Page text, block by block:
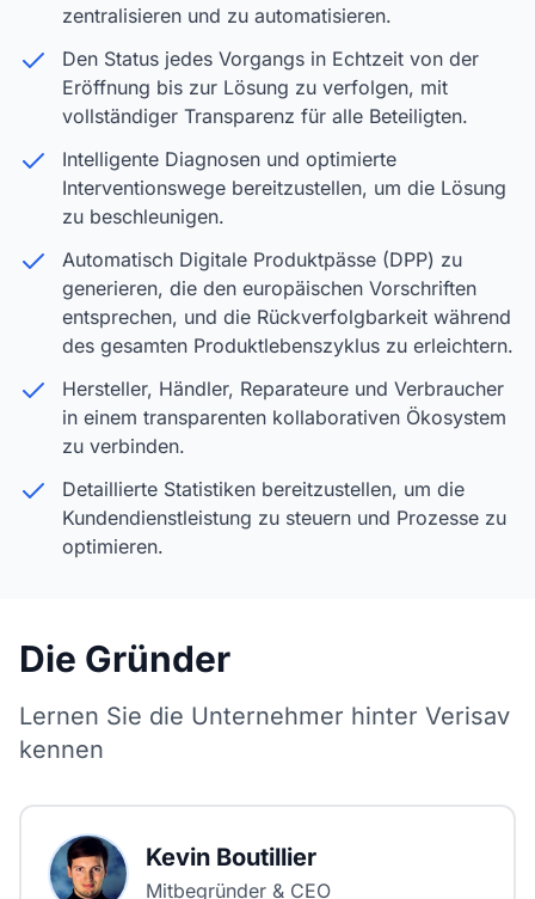
zentralisieren und zu automatisieren.
Den Status jedes Vorgangs in Echtzeit von der
Eröffnung bis zur Lösung zu verfolgen, mit
vollständiger Transparenz für alle Beteiligten.
Intelligente Diagnosen und optimierte
Interventionswege bereitzustellen, um die Lösung
zu beschleunigen.
Automatisch Digitale Produktpässe (DPP) zu
generieren, die den europäischen Vorschriften
entsprechen, und die Rückverfolgbarkeit während
des gesamten Produktlebenszyklus zu erleichtern.
Hersteller, Händler, Reparateure und Verbraucher
in einem transparenten kollaborativen Ökosystem
zu verbinden.
Detaillierte Statistiken bereitzustellen, um die
Kundendienstleistung zu steuern und Prozesse zu
optimieren.
Die Gründer
Lernen Sie die Unternehmer hinter Verisav
kennen
Kevin Boutillier
Mitbegründer & CEO